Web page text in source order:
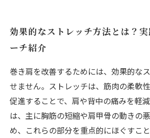
効果的なストレッチ方法とは？
ーチ紹介
巻き肩を改善するためには、効果的な
せません。ストレッチは、筋肉の柔軟
促進することで、肩や背中の痛みを軽
は、主に胸筋の短縮や肩甲骨の動きの
め、これらの部分を重点的にほぐすこ